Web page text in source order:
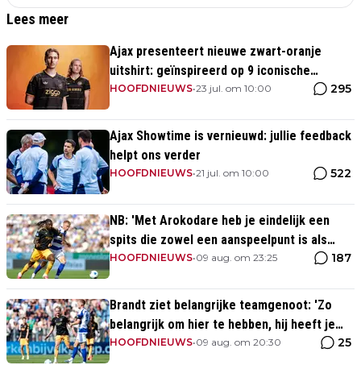
Lees meer
Ajax presenteert nieuwe zwart-oranje
uitshirt: geïnspireerd op 9 iconische
momenten uit clubhistorie
HOOFDNIEUWS•23 jul. om 10:00 295
Ajax Showtime is vernieuwd: jullie feedback
helpt ons verder
HOOFDNIEUWS•21 jul. om 10:00 522
NB: 'Met Arokodare heb je eindelijk een
spits die zowel een aanspeelpunt is als
diepte heeft'
HOOFDNIEUWS•09 aug. om 23:25 187
Brandt ziet belangrijke teamgenoot: 'Zo
belangrijk om hier te hebben, hij heeft je
rug'
HOOFDNIEUWS•09 aug. om 20:30 25